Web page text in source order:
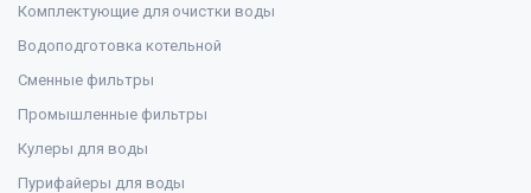
Комплектующие для очистки воды
Водоподготовка котельной
Сменные фильтры
Промышленные фильтры
Кулеры для воды
Пурифайеры для воды